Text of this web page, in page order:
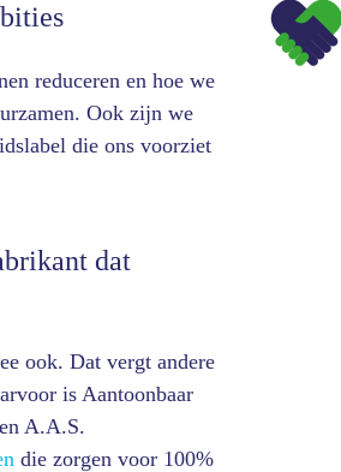
reduceren en hoe we
Ook zijn we
die ons voorziet
dat
ook. Dat vergt andere
is Aantoonbaar
A.A.S.
die zorgen voor 100%